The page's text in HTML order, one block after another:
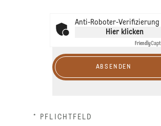
Anti-Roboter-Verifizierung
Hier klicken
Friendly
ABSENDEN
* PFLICHTFELD